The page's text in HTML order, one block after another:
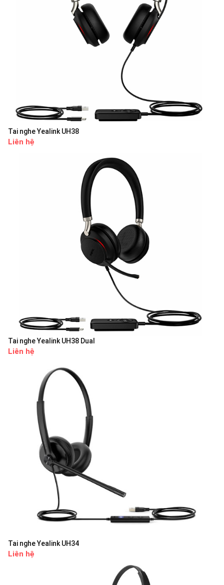
Tai nghe Yealink UH38
Liên hệ
Tai nghe Yealink UH38 Dual
Liên hệ
Tai nghe Yealink UH34
Liên hệ